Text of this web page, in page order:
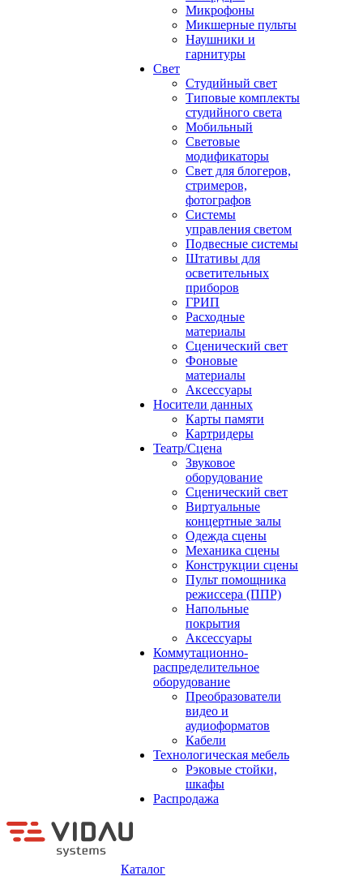
Микрофоны
Микшерные пульты
Наушники и
гарнитуры
Свет
Студийный свет
Типовые комплекты
студийного света
Мобильный
Световые
модификаторы
Свет для блогеров,
стримеров,
фотографов
Системы
управления светом
Подвесные системы
Штативы для
осветительных
приборов
ГРИП
Расходные
материалы
Сценический свет
Фоновые
материалы
Аксессуары
Носители данных
Карты памяти
Картридеры
Театр/Сцена
Звуковое
оборудование
Сценический свет
Виртуальные
концертные залы
Одежда сцены
Механика сцены
Конструкции сцены
Пульт помощника
режиссера (ППР)
Напольные
покрытия
Аксессуары
Коммутационно-
распределительное
оборудование
Преобразователи
видео и
аудиоформатов
Кабели
Технологическая мебель
Рэковые стойки,
шкафы
Распродажа
Каталог